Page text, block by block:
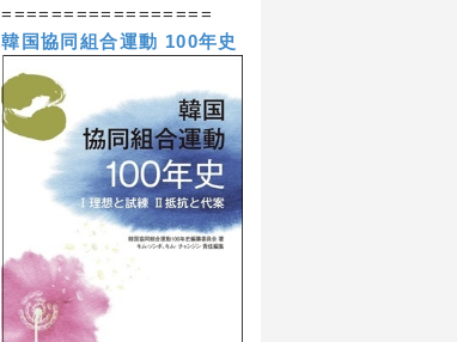
=================
韓国協同組合運動 100年史